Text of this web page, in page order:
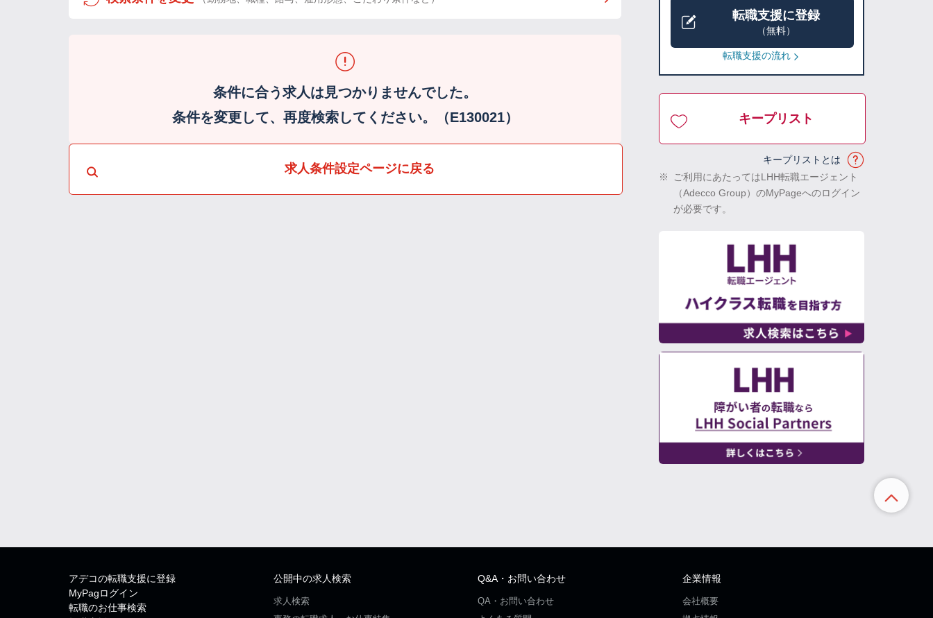
条件に合う求人は見つかりませんでした。
条件を変更して、再度検索してください。（E130021）
求人条件設定ページに戻る
転職支援に登録
（無料）
転職支援の流れ
キープリスト
キープリストとは
※
ご利用にあたってはLHH転職エージェント
（Adecco Group）のMyPageへのログイン
が必要です。
アデコの転職支援に登録
MyPagログイン
転職のお仕事検索
公開中の求人検索
求人検索
Q&A・お問い合わせ
QA・お問い合わせ
企業情報
会社概要